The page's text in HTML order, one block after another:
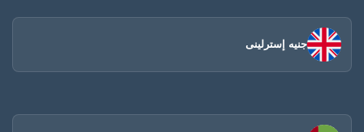
جنيه إسترلينى